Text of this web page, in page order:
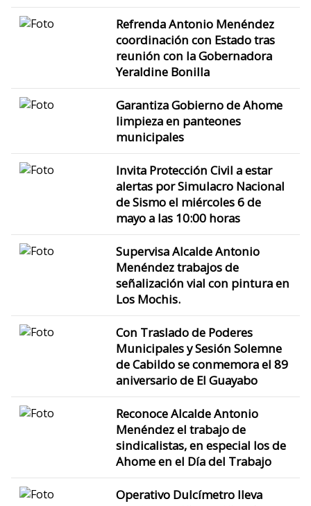
Refrenda Antonio Menéndez
coordinación con Estado tras
reunión con la Gobernadora
Yeraldine Bonilla
Garantiza Gobierno de Ahome
limpieza en panteones
municipales
Invita Protección Civil a estar
alertas por Simulacro Nacional
de Sismo el miércoles 6 de
mayo a las 10:00 horas
Supervisa Alcalde Antonio
Menéndez trabajos de
señalización vial con pintura en
Los Mochis.
Con Traslado de Poderes
Municipales y Sesión Solemne
de Cabildo se conmemora el 89
aniversario de El Guayabo
Reconoce Alcalde Antonio
Menéndez el trabajo de
sindicalistas, en especial los de
Ahome en el Día del Trabajo
Operativo Dulcímetro lleva